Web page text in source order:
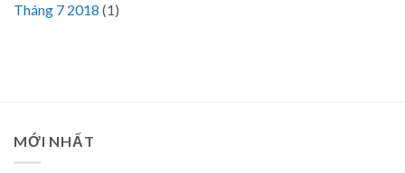
Tháng 7 2018 (1)
MỚI NHẤT